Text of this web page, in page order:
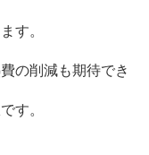
す。
の削減も期待でき
す。